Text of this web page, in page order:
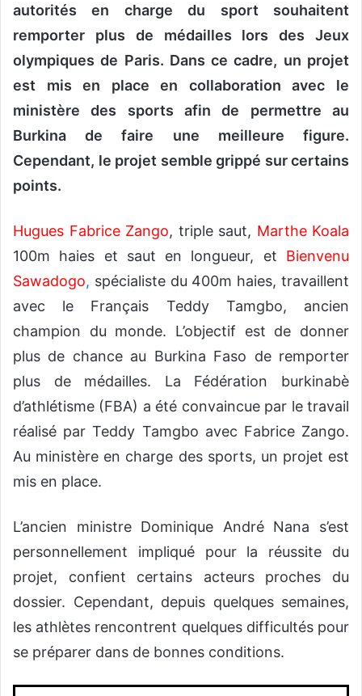
l
autorités en charge du sport souhaitent
remporter plus de médailles lors des Jeux
olympiques de Paris. Dans ce cadre, un projet
est mis en place en collaboration avec le
ministère des sports afin de permettre au
Burkina de faire une meilleure figure.
Cependant, le projet semble grippé sur certains
points.
Hugues Fabrice Zango, triple saut, Marthe Koala
100m haies et saut en longueur, et Bienvenu
Sawadogo, spécialiste du 400m haies, travaillent
avec le Français Teddy Tamgbo, ancien
champion du monde. L’objectif est de donner
plus de chance au Burkina Faso de remporter
plus de médailles. La Fédération burkinabè
d’athlétisme (FBA) a été convaincue par le travail
réalisé par Teddy Tamgbo avec Fabrice Zango.
Au ministère en charge des sports, un projet est
mis en place.
L’ancien ministre Dominique André Nana s’est
personnellement impliqué pour la réussite du
projet, confient certains acteurs proches du
dossier. Cependant, depuis quelques semaines,
les athlètes rencontrent quelques difficultés pour
se préparer dans de bonnes conditions.